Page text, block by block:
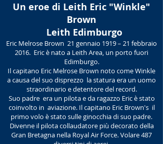
Un eroe di Leith Eric "Winkle"
Brown
​ Leith Edimburgo
Eric Melrose Brown 21 gennaio 1919 – 21 febbraio
2016. Eric è nato a Leith Area, un porto fuori
Edimburgo.
Il capitano Eric Melrose Brown noto come Winkle
a causa del suo disprezzo la statura era un uomo
straordinario e detentore del record.
Suo padre era un pilota e da ragazzo Eric è stato
coinvolto in aviazione. Il capitano Eric Brown's il
primo volo è stato sulle ginocchia di suo padre.
Divenne il pilota collaudatore più decorato della
Gran Bretagna nella Royal Air Force. Volare 487